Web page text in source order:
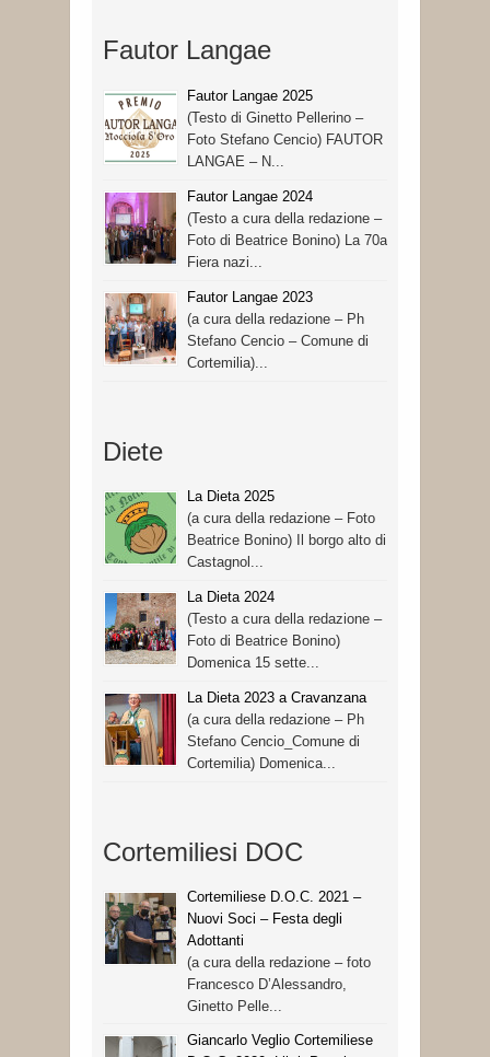
Fautor Langae
Fautor Langae 2025
(Testo di Ginetto Pellerino –
Foto Stefano Cencio) FAUTOR
LANGAE – N...
Fautor Langae 2024
(Testo a cura della redazione –
Foto di Beatrice Bonino) La 70a
Fiera nazi...
Fautor Langae 2023
(a cura della redazione – Ph
Stefano Cencio – Comune di
Cortemilia)...
Diete
La Dieta 2025
(a cura della redazione – Foto
Beatrice Bonino) Il borgo alto di
Castagnol...
La Dieta 2024
(Testo a cura della redazione –
Foto di Beatrice Bonino)
Domenica 15 sette...
La Dieta 2023 a Cravanzana
(a cura della redazione – Ph
Stefano Cencio_Comune di
Cortemilia) Domenica...
Cortemiliesi DOC
Cortemiliese D.O.C. 2021 –
Nuovi Soci – Festa degli
Adottanti
(a cura della redazione – foto
Francesco D’Alessandro,
Ginetto Pelle...
Giancarlo Veglio Cortemiliese